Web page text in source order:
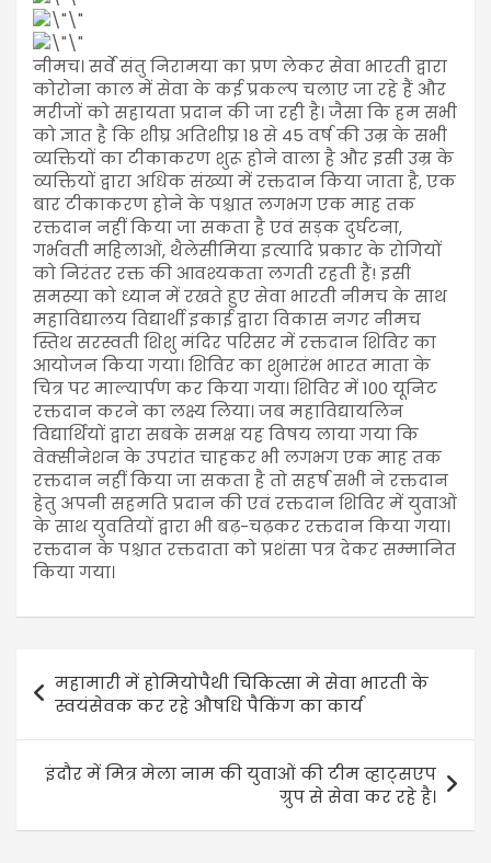
नीमच। सर्वे संतु निरामया का प्रण लेकर सेवा भारती द्वारा
कोरोना काल में सेवा के कई प्रकल्प चलाए जा रहे हैं और
मरीजों को सहायता प्रदान की जा रही है। जैसा कि हम सभी
को ज्ञात है कि शीघ्र अतिशीघ्र 18 से 45 वर्ष की उम्र के सभी
व्यक्तियों का टीकाकरण शुरू होने वाला है और इसी उम्र के
व्यक्तियों द्वारा अधिक संख्या में रक्तदान किया जाता है, एक
बार टीकाकरण होने के पश्चात लगभग एक माह तक
रक्तदान नहीं किया जा सकता है एवं सड़क दुर्घटना,
गर्भवती महिलाओं, थैलेसीमिया इत्यादि प्रकार के रोगियों
को निरंतर रक्त की आवश्यकता लगती रहती हैं! इसी
समस्या को ध्यान में रखते हुए सेवा भारती नीमच के साथ
महाविद्यालय विद्यार्थी इकाई द्वारा विकास नगर नीमच
स्तिथ सरस्वती शिशु मंदिर परिसर में रक्तदान शिविर का
आयोजन किया गया। शिविर का शुभारंभ भारत माता के
चित्र पर माल्यार्पण कर किया गया। शिविर में 100 यूनिट
रक्तदान करने का लक्ष्य लिया। जब महाविद्यायलिन
विद्यार्थियों द्वारा सबके समक्ष यह विषय लाया गया कि
वेक्सीनेशन के उपरांत चाहकर भी लगभग एक माह तक
रक्तदान नहीं किया जा सकता है तो सहर्ष सभी ने रक्तदान
हेतु अपनी सहमति प्रदान की एवं रक्तदान शिविर में युवाओं
के साथ युवतियों द्वारा भी बढ़-चढ़कर रक्तदान किया गया।
रक्तदान के पश्चात रक्तदाता को प्रशंसा पत्र देकर सम्मानित
किया गया।
महामारी में होमियोपैथी चिकित्सा मे सेवा भारती के
स्वयंसेवक कर रहे औषधि पैकिंग का कार्य
इंदौर में मित्र मेला नाम की युवाओं की टीम व्हाट्सएप
ग्रुप से सेवा कर रहे है।